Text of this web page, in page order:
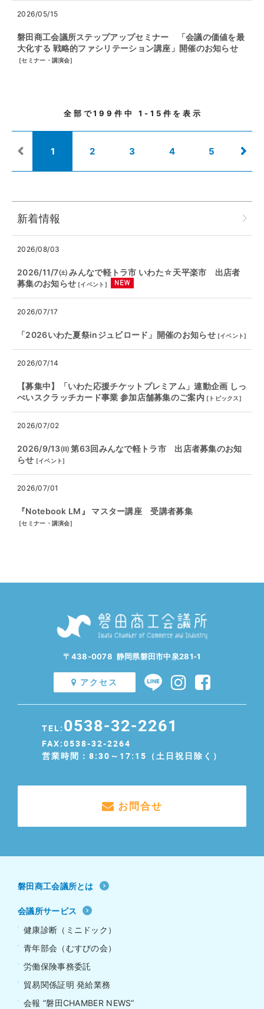
2026/05/15
磐田商工会議所ステップアップセミナー 「会議の価値を最
大化する 戦略的ファシリテーション講座」開催のお知らせ
[セミナー・講演会]
全部で199件中 1-15 件を表示
1 2 3 4 5
新着情報
2026/08/03
2026/11/7㈯ みんなで軽トラ市 いわた☆天平楽市 出店者
募集のお知らせ [イベント ]
2026/07/17
「2026いわた夏祭inジュビロード」開催のお知らせ [イベント]
2026/07/14
【募集中】「いわた応援チケットプレミアム」連動企画 しっ
ぺいスクラッチカード事業 参加店舗募集のご案内 [ トピックス]
2026/07/02
2026/9/13㈰ 第63回みんなで軽トラ市 出店者募集のお知
らせ [イベント]
2026/07/01
『Notebook LM』 マスター講座 受講者募集
[セミナー・講演会]
〒438-0078 静岡県磐田市中泉281-1
アクセス
TEL: 0538-32-2261
FAX:0538-32-2264
営業時間：8:30～17:15（土日祝日除く）
お問合せ
磐田商工会議所とは
会議所サービス
健康診断（ミニドック）
青年部会（むすびの会）
労働保険事務委託
貿易関係証明 発給業務
会報 ”磐田CHAMBER NEWS”